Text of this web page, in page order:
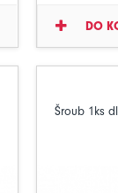
DO
Šroub 1ks